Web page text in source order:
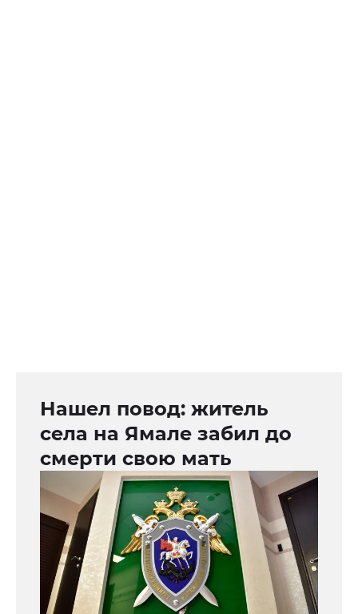
Нашел повод: житель
села на Ямале забил до
смерти свою мать